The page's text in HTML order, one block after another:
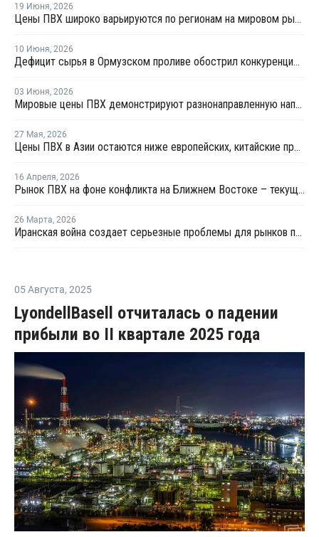
19 Июня, 2026
Цены ПВХ широко варьируются по регионам на мировом рынке
10 Июня, 2026
Дефицит сырья в Ормузском проливе обострил конкуренцию на рынке ПВХ в Азии
03 Июня, 2026
Мировые цены ПВХ демонстрируют разнонаправленную направленность
27 Мая, 2026
Цены ПВХ в Азии остаются ниже европейских, китайские производители сохраняют агрессивные предложения
16 Апреля, 2026
Рынок ПВХ на фоне конфликта на Ближнем Востоке – текущая ситуация и прогноз мирового рынка ПВХ
26 Марта, 2026
Иранская война создает серьезные проблемы для рынков полимеров
05 Августа, 2025
LyondellBasell отчиталась о падении
прибыли во II квартале 2025 года